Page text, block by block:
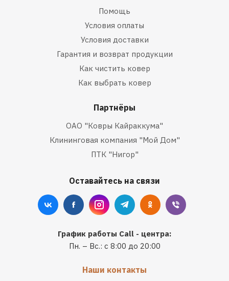
Помощь
Условия оплаты
Условия доставки
Гарантия и возврат продукции
Как чистить ковер
Как выбрать ковер
Партнёры
ОАО "Ковры Кайраккума"
Клининговая компания "Мой Дом"
ПТК "Нигор"
Оставайтесь на связи
График работы Call - центра:
Пн. – Вс.: с 8:00 до 20:00
Наши контакты